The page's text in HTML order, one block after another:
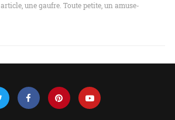
article, une gaufre. Toute petite, un amuse-